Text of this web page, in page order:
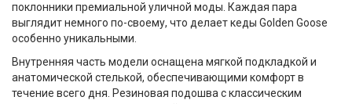
поклонники премиальной уличной моды. Каждая пара
выглядит немного по-своему, что делаеткеды Golden Goose
особенно уникальными.
Внутренняя часть модели оснащенамягкой подкладкой и
анатомической стелькой, обеспечивающими комфорт в
течение всего дня. Резиновая подошвас классическим